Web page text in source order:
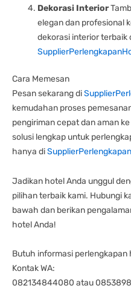
Dekorasi Interior
elegan dan profesional
dekorasi interior terbaik
Cara Memesan
Pesan sekarang di
kemudahan proses
pengiriman cepat dan aman
solusi lengkap untuk
hanya di
Jadikan hotel Anda unggul
pilihan terbaik kami. Hubungi
bawah dan berikan
hotel Anda!
Butuh informasi perlengkapan
Kontak WA:
082134844080 atau